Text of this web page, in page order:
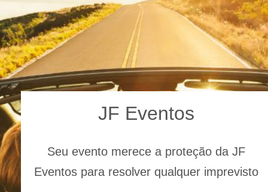
JF Eventos
Seu evento merece a proteção da JF
Eventos para resolver qualquer imprevisto